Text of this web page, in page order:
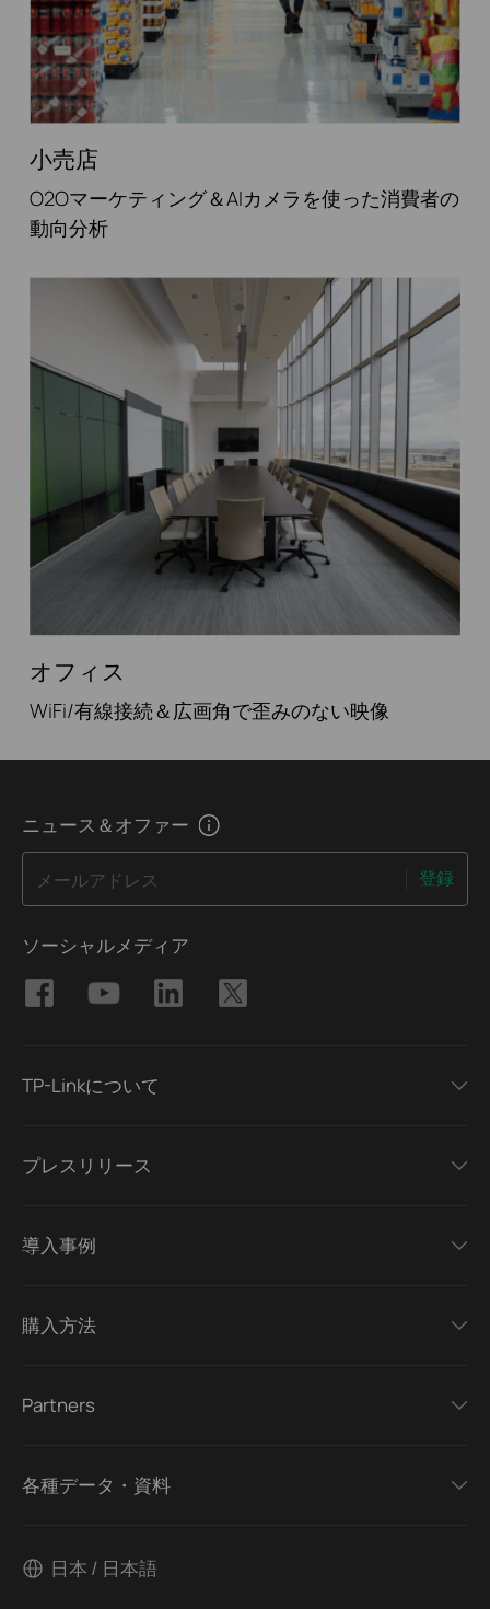
小売店
O2Oマーケティング＆AIカメラを使った消費者の
動向分析
オフィス
WiFi/有線接続＆広画角で歪みのない映像
ニュース＆オファー
メールアドレス 登録
ソーシャルメディア
TP-Linkについて
プレスリリース
導入事例
購入方法
Partners
各種データ・資料
日本 / 日本語